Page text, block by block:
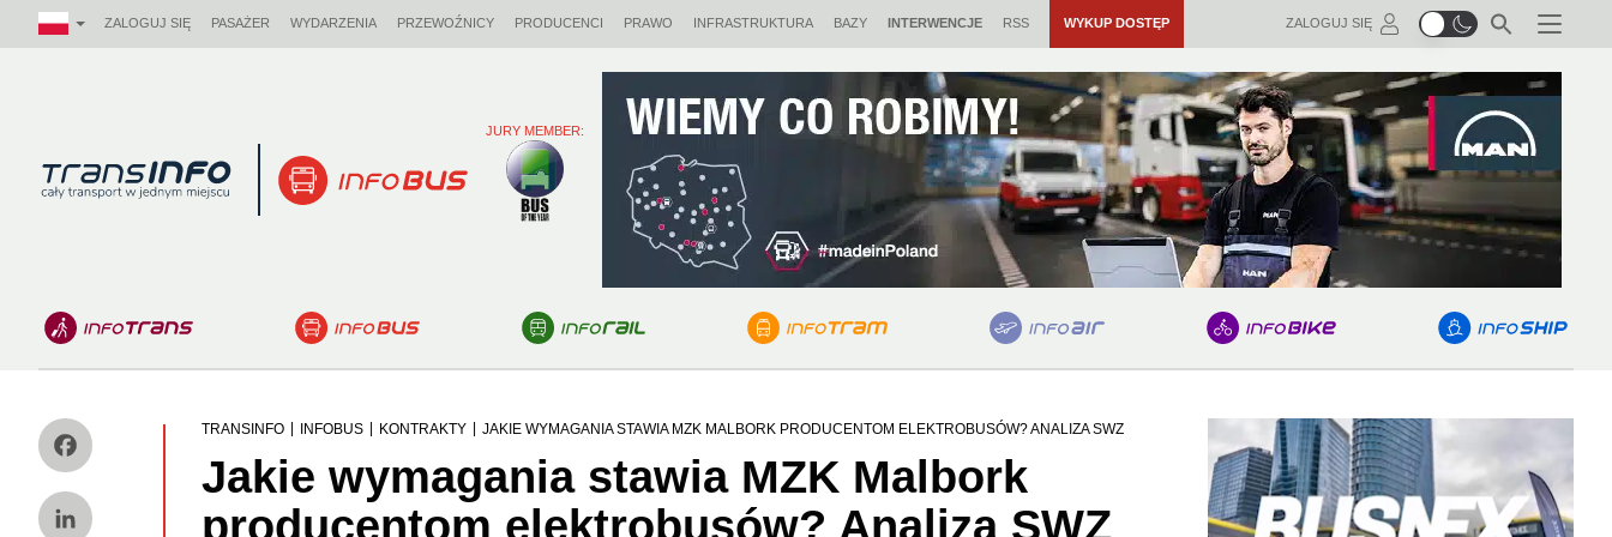
ZALOGUJ SIĘ PASAŻER WYDARZENIA PRZEWOŹNICY PRODUCENCI PRAWO INFRASTRUKTURA BAZY INTERWENCJE RSS WYKUP DOSTĘP ZALOGUJ SIĘ Menu
Logo
JURY MEMBER:
Facebook
TRANSINFO INFOBUS KONTRAKTY JAKIE WYMAGANIA STAWIA MZK MALBORK PRODUCENTOM ELEKTROBUSÓW? ANALIZA SWZ
Jakie wymagania stawia MZK Malbork
producentom elektrobusów? Analiza SWZ